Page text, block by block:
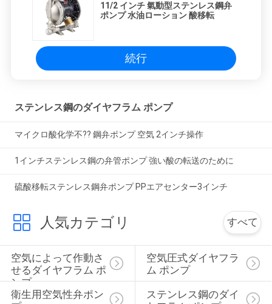
11/2 インチ 氣動型ステンレス鋼弁
ポンプ 水油ローション 酸移転
続行
ステンレス鋼のダイヤフラム ポンプ
マイクロ酸化学不?? 鋼弁ポンプ 空気 2インチ操作
1インチステンレス鋼の弁管ポンプ 強い酸の転送のために
硫酸移転ステンレス鋼弁ポンプ PPエアセンター3インチ
人気カテゴリ すべて
空気によって作動さ
せるダイヤフラム ポ
ンプ
空気圧式ダイヤフラ
ム ポンプ
衛生用空気性弁ポン
ステンレス鋼のダイ